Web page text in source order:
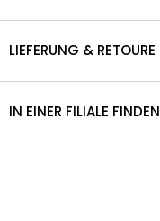
LIEFERUNG & RETOURE
IN EINER FILIALE FINDEN